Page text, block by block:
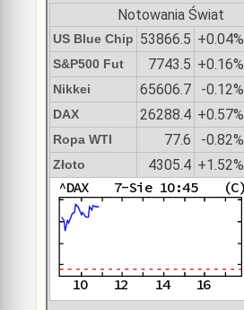
Notowania Świat
US Blue Chip 53866.5 +0.04%
S&P500 Fut 7743.5 +0.16%
Nikkei 65606.7 -0.12%
DAX 26288.4 +0.57%
Ropa WTI 77.6 -0.82%
Złoto 4305.4 +1.52%